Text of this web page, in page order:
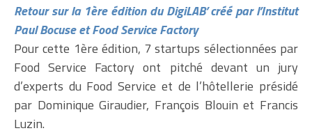
Retour sur la 1ère édition du DigiLAB’ créé par l’Institut
Paul Bocuse et Food Service Factory
Pour cette 1ère édition, 7 startups sélectionnées par
Food Service Factory ont pitché devant un jury
d’experts du Food Service et de l’hôtellerie présidé
par Dominique Giraudier, François Blouin et Francis
Luzin.